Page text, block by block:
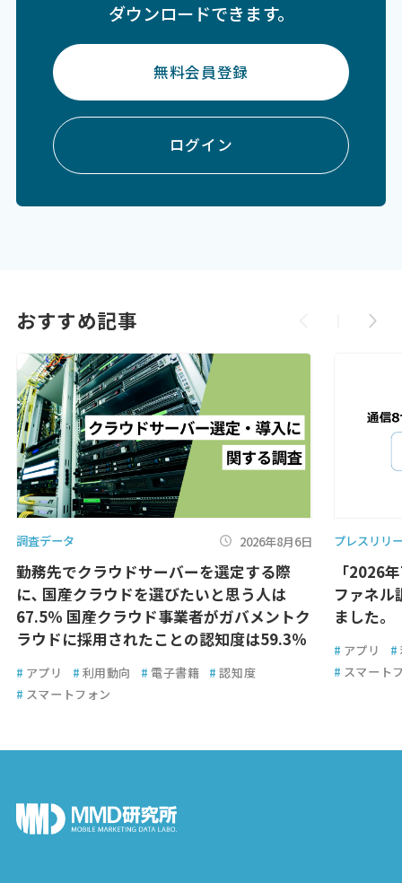
ダウンロードできます。
無料会員登録
ログイン
おすすめ記事
調査データ 2026年8月6日
勤務先でクラウドサーバーを選定する際
に､ 国産クラウドを選びたいと思う人は
67.5％ 国産クラウド事業者がガバメントク
ラウドに採用されたことの認知度は59.3％
# アプリ # 利用動向 # 電子書籍 # 認知度
# スマートフォン
プレスリリ
「2026
ファネル
ました。
# アプリ #
# スマート